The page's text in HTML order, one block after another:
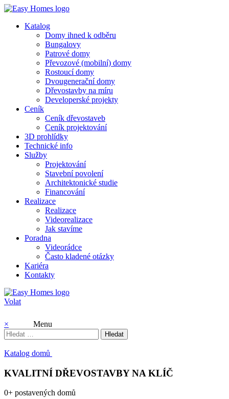
Katalog
Domy ihned k odběru
Bungalovy
Patrové domy
Převozové (mobilní) domy
Rostoucí domy
Dvougenerační domy
Dřevostavby na míru
Developerské projekty
Ceník
Ceník dřevostaveb
Ceník projektování
3D prohlídky
Technické info
Služby
Projektování
Stavební povolení
Architektonické studie
Financování
Realizace
Realizace
Videorealizace
Jak stavíme
Poradna
Videorádce
Často kladené otázky
Kariéra
Kontakty
Volat
×
Menu
Vyhledávání
Katalog domů
KVALITNÍ DŘEVOSTAVBY NA KLÍČ
0+ postavených domů